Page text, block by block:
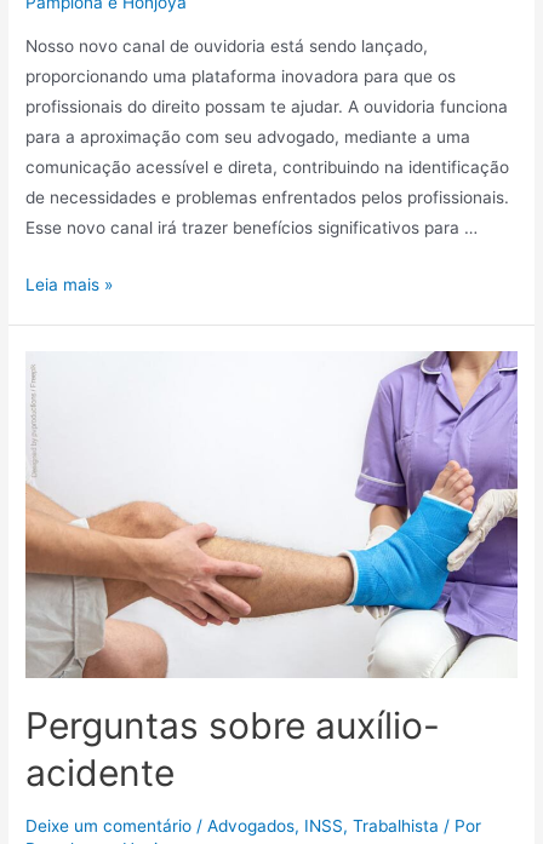
Nosso novo canal de ouvidoria está sendo lançado,
proporcionando uma plataforma inovadora para que os
profissionais do direito possam te ajudar. A ouvidoria funciona
para a aproximação com seu advogado, mediante a uma
comunicação acessível e direta, contribuindo na identificação
de necessidades e problemas enfrentados pelos profissionais.
Esse novo canal irá trazer benefícios significativos para …
Leia mais »
Perguntas sobre auxílio-
acidente
Deixe um comentário /Advogados, INSS,Trabalhista / Por